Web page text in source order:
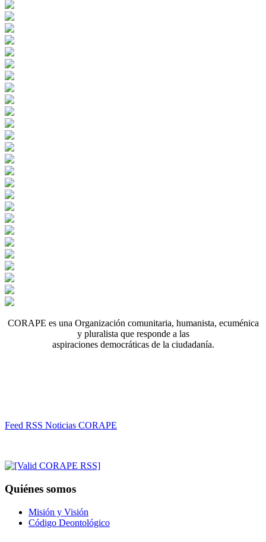
CORAPE es una Organización comunitaria, humanista, ecuménica
y pluralista que responde a las
aspiraciones democráticas de la ciudadanía.
Feed RSS Noticias CORAPE
Quiénes somos
Misión y Visión
Código Deontológico